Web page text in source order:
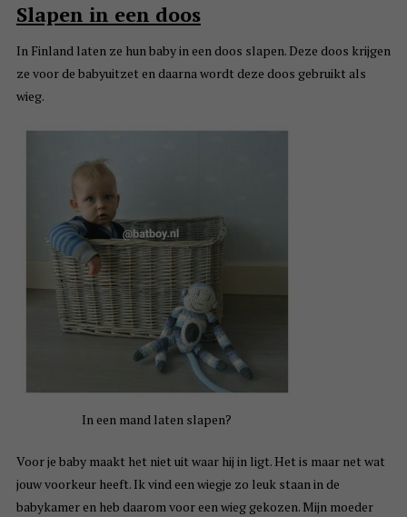
Slapen in een doos
In Finland laten ze hun baby in een doos slapen. Deze doos krijgen
ze voor de babyuitzet en daarna wordt deze doos gebruikt als
wieg.
In een mand laten slapen?
Voor je baby maakt het niet uit waar hij in ligt. Het is maar net wat
jouw voorkeur heeft. Ik vind een wiegje zo leuk staan in de
babykamer en heb daarom voor een wieg gekozen. Mijn moeder